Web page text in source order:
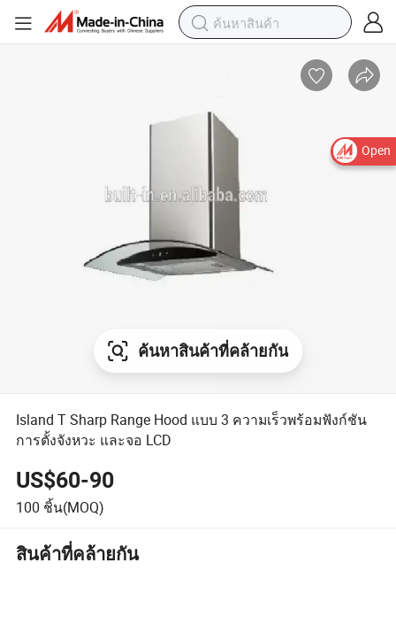
Open
ค้นหาสินค้าที่คล้ายกัน
Island T Sharp Range Hood แบบ 3 ความเร็วพร้อมฟังก์ชัน
การตั้งจังหวะ และจอ LCD
US$60-90
100 ชิ้น(MOQ)
สินค้าที่คล้ายกัน